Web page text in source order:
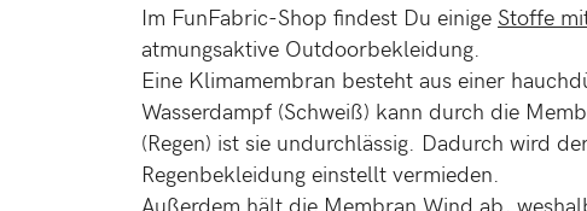
Im FunFabric-Shop findest Du einige Stoffe
atmungsaktive Outdoorbekleidung.
Eine Klimamembran besteht aus einer
Wasserdampf (Schweiß) kann durch die
(Regen) ist sie undurchlässig. Dadurch wird
Regenbekleidung einstellt vermieden.
Außerdem hält die Membran Wind ab,